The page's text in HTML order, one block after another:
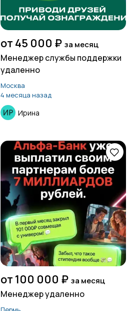
от 45 000 ₽ за месяц
Менеджер службы поддержки
удаленно
Москва
4 месяца назад
Ирина
от 100 000 ₽ за месяц
Менеджер удаленно